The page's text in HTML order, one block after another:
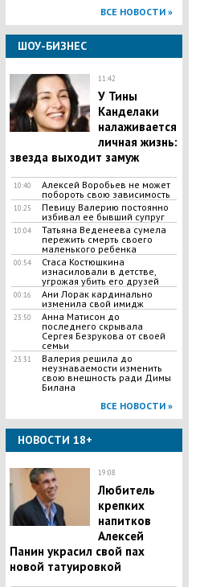
ВСЕ НОВОСТИ »
ШОУ-БИЗНЕС
11:42
У Тины
Канделаки
налаживается
личная жизнь:
звезда выходит замуж
10:40
Алексей Воробьев не может
побороть свою зависимость
10:25
Певицу Валерию постоянно
избивал ее бывший супруг
10:04
Татьяна Веденеева сумела
пережить смерть своего
маленького ребенка
00:54
Стаса Костюшкина
изнасиловали в детстве,
угрожая убить его друзей
00:16
Ани Лорак кардинально
изменила свой имидж
23:50
Анна Матисон до
последнего скрывала
Сергея Безрукова от своей
семьи
23:31
Валерия решила до
неузнаваемости изменить
свою внешность ради Димы
Билана
ВСЕ НОВОСТИ »
НОВОСТИ 18+
19:08
Любитель
крепких
напитков
Алексей
Панин украсил свой пах
новой татуировкой